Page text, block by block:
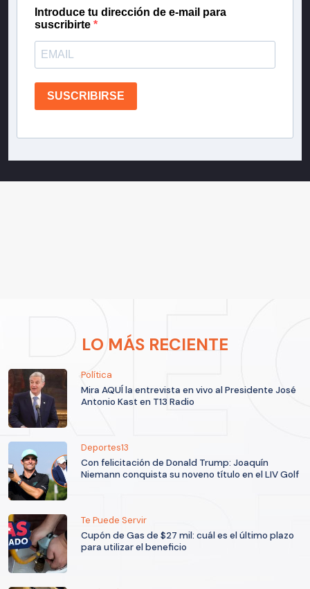
Introduce tu dirección de e-mail para
suscribirte
SUSCRIBIRSE
LO MÁS RECIENTE
Política
Mira AQUÍ la entrevista en vivo al Presidente José
Antonio Kast en T13 Radio
Deportes13
Con felicitación de Donald Trump: Joaquín
Niemann conquista su noveno título en el LIV Golf
Te Puede Servir
Cupón de Gas de $27 mil: cuál es el último plazo
para utilizar el beneficio